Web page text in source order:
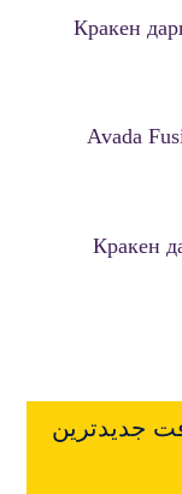
Кракен
Avada
Кракен
جدیدترین